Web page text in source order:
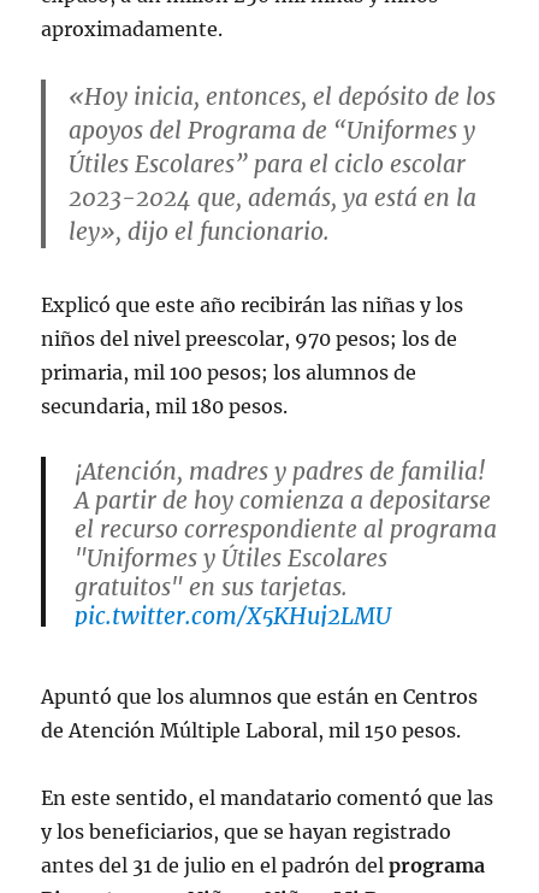
aproximadamente.
«Hoy inicia, entonces, el depósito de los
apoyos del Programa de “Uniformes y
Útiles Escolares” para el ciclo escolar
2023-2024 que, además, ya está en la
ley», dijo el funcionario.
Explicó que este año recibirán las niñas y los
niños del nivel preescolar, 970 pesos; los de
primaria, mil 100 pesos; los alumnos de
secundaria, mil 180 pesos.
¡Atención, madres y padres de familia!
A partir de hoy comienza a depositarse
el recurso correspondiente al programa
"Uniformes y Útiles Escolares
gratuitos" en sus tarjetas.
pic.twitter.com/X5KHuj2LMU
15, 2023
Apuntó que los alumnos que están en Centros
de Atención Múltiple Laboral, mil 150 pesos.
En este sentido, el mandatario comentó que las
y los beneficiarios, que se hayan registrado
antes del 31 de julio en el padrón delprograma